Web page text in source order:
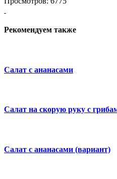
Рекомендуем также
Салат с ананасами
Салат на скорую руку с
Салат с ананасами (вариант)